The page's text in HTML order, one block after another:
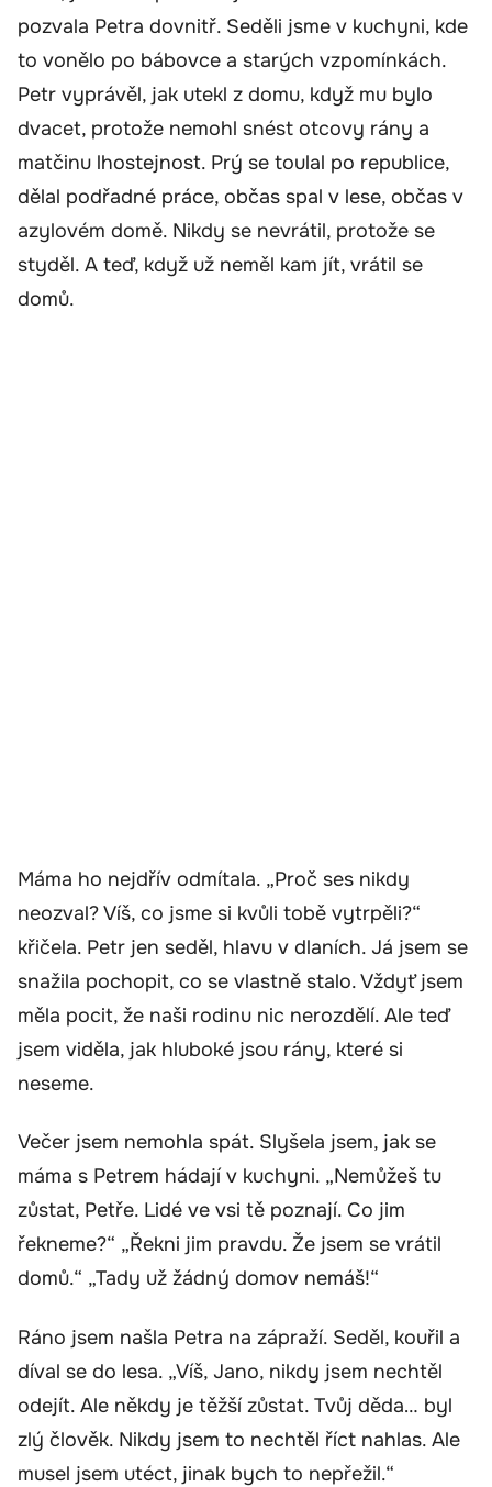
pozvala Petra dovnitř. Seděli jsme v kuchyni, kde
to vonělo po bábovce a starých vzpomínkách.
Petr vyprávěl, jak utekl z domu, když mu bylo
dvacet, protože nemohl snést otcovy rány a
matčinu lhostejnost. Prý se toulal po republice,
dělal podřadné práce, občas spal v lese, občas v
azylovém domě. Nikdy se nevrátil, protože se
styděl. A teď, když už neměl kam jít, vrátil se
domů.
Máma ho nejdřív odmítala. „Proč ses nikdy
neozval? Víš, co jsme si kvůli tobě vytrpěli?“
křičela. Petr jen seděl, hlavu v dlaních. Já jsem se
snažila pochopit, co se vlastně stalo. Vždyť jsem
měla pocit, že naši rodinu nic nerozdělí. Ale teď
jsem viděla, jak hluboké jsou rány, které si
neseme.
Večer jsem nemohla spát. Slyšela jsem, jak se
máma s Petrem hádají v kuchyni. „Nemůžeš tu
zůstat, Petře. Lidé ve vsi tě poznají. Co jim
řekneme?“ „Řekni jim pravdu. Že jsem se vrátil
domů.“ „Tady už žádný domov nemáš!“
Ráno jsem našla Petra na zápraží. Seděl, kouřil a
díval se do lesa. „Víš, Jano, nikdy jsem nechtěl
odejít. Ale někdy je těžší zůstat. Tvůj děda… byl
zlý člověk. Nikdy jsem to nechtěl říct nahlas. Ale
musel jsem utéct, jinak bych to nepřežil.“